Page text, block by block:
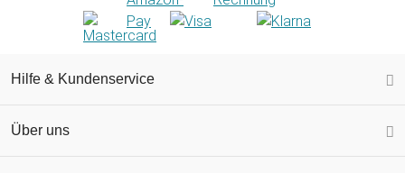
Hilfe & Kundenservice
Über uns